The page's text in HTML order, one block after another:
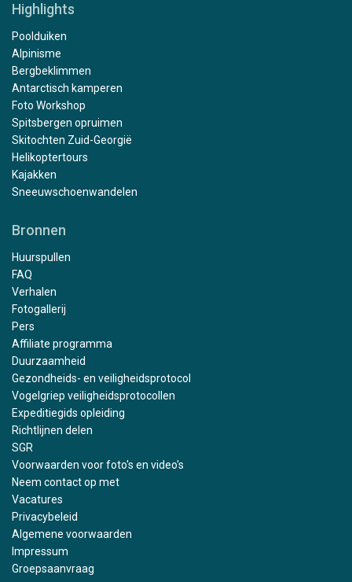
Highlights
Poolduiken
Alpinisme
Bergbeklimmen
Antarctisch kamperen
Foto Workshop
Spitsbergen opruimen
Skitochten Zuid-Georgië
Helikoptertours
Kajakken
Sneeuwschoenwandelen
Bronnen
Huurspullen
FAQ
Verhalen
Fotogallerij
Pers
Affiliate programma
Duurzaamheid
Gezondheids- en veiligheidsprotocol
Vogelgriep veiligheidsprotocollen
Expeditiegids opleiding
Richtlijnen delen
SGR
Voorwaarden voor foto's en video's
Neem contact op met
Vacatures
Privacybeleid
Algemene voorwaarden
Impressum
Groepsaanvraag